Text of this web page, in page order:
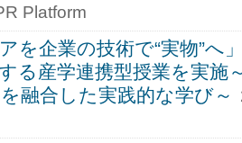
Platform
を企業の技術で“実物”へ
る産学連携型授業を実施
融合した実践的な学び～